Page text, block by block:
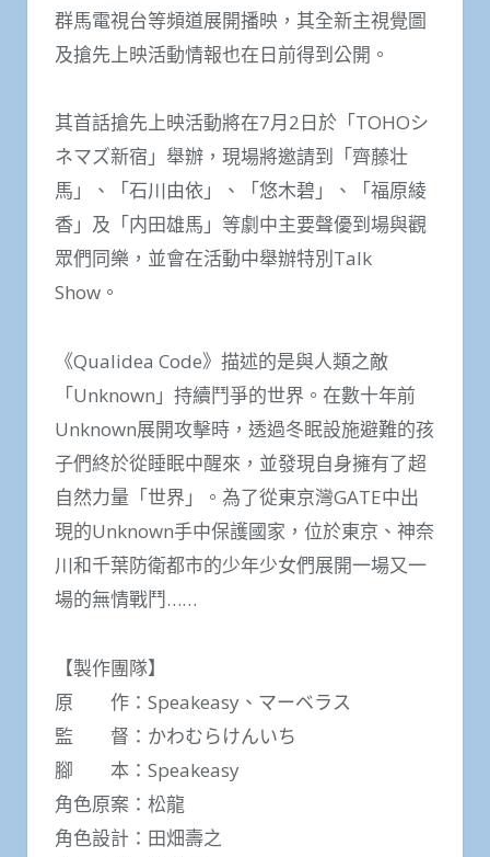
群馬電視台等頻道展開播映，其全新主視覺圖
及搶先上映活動情報也在日前得到公開。
其首話搶先上映活動將在7月2日於「TOHOシ
ネマズ新宿」舉辦，現場將邀請到「齊藤壮
馬」、「石川由依」、「悠木碧」、「福原綾
香」及「内田雄馬」等劇中主要聲優到場與觀
眾們同樂，並會在活動中舉辦特別Talk
Show。
《Qualidea Code》描述的是與人類之敵
「Unknown」持續鬥爭的世界。在數十年前
Unknown展開攻擊時，透過冬眠設施避難的孩
子們終於從睡眠中醒來，並發現自身擁有了超
自然力量「世界」。為了從東京灣GATE中出
現的Unknown手中保護國家，位於東京、神奈
川和千葉防衛都市的少年少女們展開一場又一
場的無情戰鬥……
【製作團隊】
原 作：Speakeasy、マーベラス
監 督：かわむらけんいち
腳 本：Speakeasy
角色原案：松龍
角色設計：田畑壽之